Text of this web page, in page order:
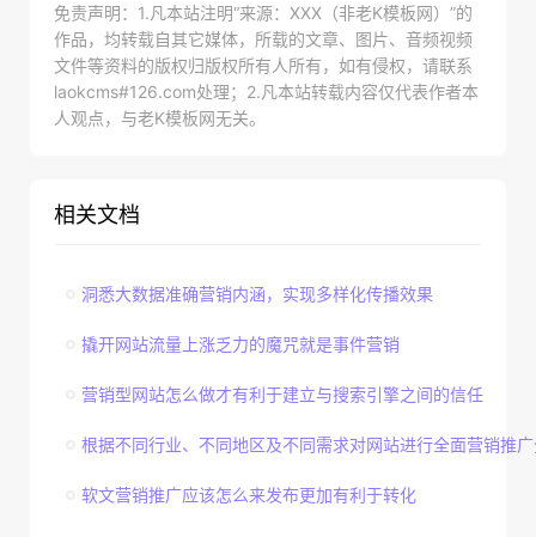
免责声明：1.凡本站注明“来源：XXX（非老K模板网）”的
作品，均转载自其它媒体，所载的文章、图片、音频视频
文件等资料的版权归版权所有人所有，如有侵权，请联系
laokcms#126.com处理；2.凡本站转载内容仅代表作者本
人观点，与老K模板网无关。
相关文档
洞悉大数据准确营销内涵，实现多样化传播效果
撬开网站流量上涨乏力的魔咒就是事件营销
营销型网站怎么做才有利于建立与搜索引擎之间的信任
根据不同行业、不同地区及不同需求对网站进行全面营销推
软文营销推广应该怎么来发布更加有利于转化